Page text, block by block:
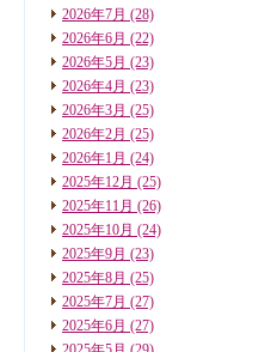
2026年7月 (28)
2026年6月 (22)
2026年5月 (23)
2026年4月 (23)
2026年3月 (25)
2026年2月 (25)
2026年1月 (24)
2025年12月 (25)
2025年11月 (26)
2025年10月 (24)
2025年9月 (23)
2025年8月 (25)
2025年7月 (27)
2025年6月 (27)